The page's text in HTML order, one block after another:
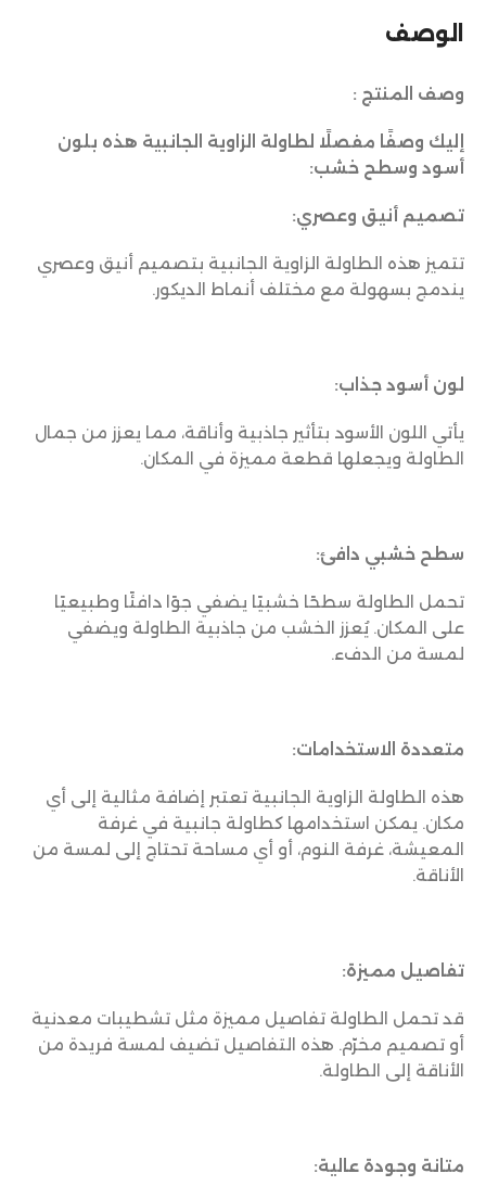
الوصف
وصف المنتج :
إليك وصفًا مفصلًا لطاولة الزاوية الجانبية هذه بلون
أسود وسطح خشب:
تصميم أنيق وعصري:
تتميز هذه الطاولة الزاوية الجانبية بتصميم أنيق وعصري
يندمج بسهولة مع مختلف أنماط الديكور.
لون أسود جذاب:
يأتي اللون الأسود بتأثير جاذبية وأناقة، مما يعزز من جمال
الطاولة ويجعلها قطعة مميزة في المكان.
سطح خشبي دافئ:
تحمل الطاولة سطحًا خشبيًا يضفي جوًا دافئًا وطبيعيًا
على المكان. يُعزز الخشب من جاذبية الطاولة ويضفي
لمسة من الدفء.
متعددة الاستخدامات:
هذه الطاولة الزاوية الجانبية تعتبر إضافة مثالية إلى أي
مكان. يمكن استخدامها كطاولة جانبية في غرفة
المعيشة، غرفة النوم، أو أي مساحة تحتاج إلى لمسة من
الأناقة.
تفاصيل مميزة:
قد تحمل الطاولة تفاصيل مميزة مثل تشطيبات معدنية
أو تصميم مخرّم. هذه التفاصيل تضيف لمسة فريدة من
الأناقة إلى الطاولة.
متانة وجودة عالية: